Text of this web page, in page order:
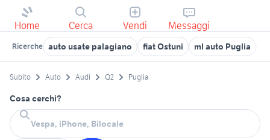
Home Cerca Vendi Messaggi
Ricerche auto usate palagiano fiat Ostuni ml auto Puglia
Subito Auto Audi Q2 Puglia
Cosa cerchi?